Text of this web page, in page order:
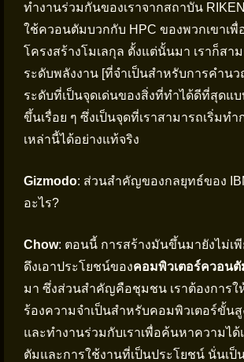
ทำงานร่วมกันของเราจากสถาบัน
ใช้ควอนตัมบวกกับ HPC ของพวกเขาเพื่
โครงสร้างโมเลกุล ตั้งแต่นั้นมา เราก็สา
ระดับพลังงาน [ที่จำเป็นสำหรับการคำน
ระดับที่เป็นจุดเด่นของสิ่งที่ทำได้ดีที่สุดแ
ขึ้นเรื่อย ๆ ซึ่งเป็นจุดที่เราสามารถเริ่มทำ
เหล่านี้ได้อย่างแท้จริง
Gizmodo: ส่วนสำคัญของกลยุทธ์ของ
อะไร?
Chow: ตอนนี้ การสร้างมันขึ้นมายังไม่เพี
ดึงเอาประโยชน์ของคอมพิวเตอร์ควอน
มา ซึ่งส่วนสำคัญคือชุมชน เราต้องการใ
ร้องความจำเป็นสำหรับคอมพิวเตอร์ขั้นสู
และทำงานร่วมกับเราเพื่อค้นหาความได้
ตัมและการใช้งานที่เป็นประโยชน์ นั่นเ